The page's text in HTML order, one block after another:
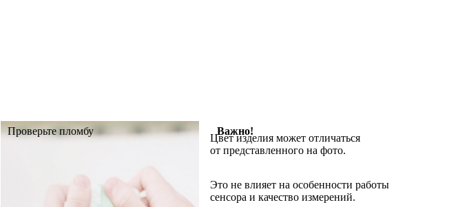
Проверьте пломбу Важно!
Цвет изделия может отличаться
от представленного на фото.
Это не влияет на особенности работы
сенсора и качество измерений.